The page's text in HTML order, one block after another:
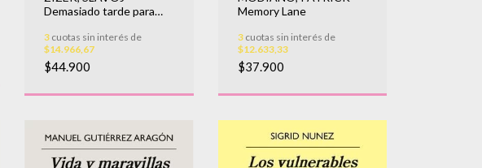
Demasiado tarde para
3 cuotas sin interés de
$14.966,67
$44.900
Memory Lane
3cuotas sin interés de
$12.633,33
$37.900